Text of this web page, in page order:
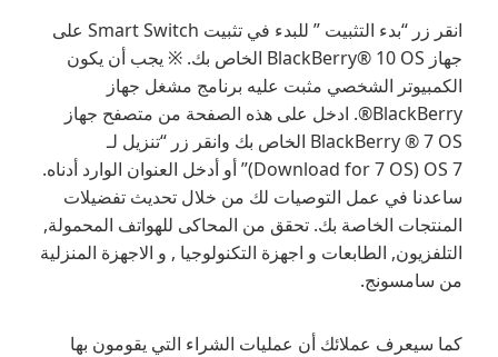
انقر زر “بدء التثبيت ” للبدء في تثبيت Smart Switch على
جهاز BlackBerry® 10 OS الخاص بك. ※ يجب أن يكون
الكمبيوتر الشخصي مثبت عليه برنامج مشغل جهاز
BlackBerry®. ادخل على هذه الصفحة من متصفح جهاز
BlackBerry ® 7 OS الخاص بك وانقر زر “تنزيل لـ
Download for 7 OS) OS 7)” أو أدخل العنوان الوارد أدناه.
ساعدنا في عمل التوصيات لك من خلال تحديث تفضيلات
المنتجات الخاصة بك. تحقق من المحاكى للهواتف المحمولة,
التلفزيون, الطابعات و اجهزة التكنولوجيا , و الاجهزة المنزلية
من سامسونج.
كما سيعرف عملائك أن عمليات الشراء التي يقومون بها